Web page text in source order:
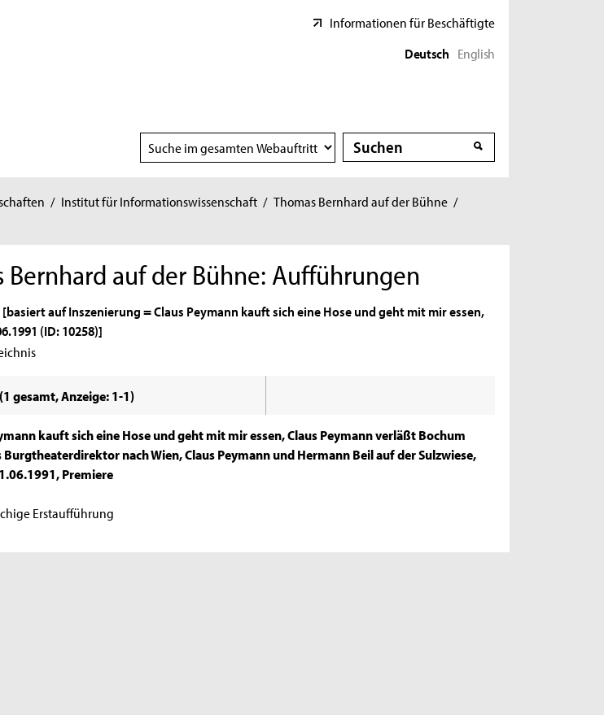
Informationen für Beschäftigte
Deutsch English
Suchbereich
wählen
Suche
Suche
/ Institut für Informationswissenschaft / Thomas Bernhard auf der Bühne /
Bernhard auf der Bühne: Aufführungen
auf Inszenierung = Claus Peymann kauft sich eine Hose und geht mit mir essen,
(ID: 10258)]
gesamt, Anzeige: 1-1)
kauft sich eine Hose und geht mit mir essen, Claus Peymann verläßt Bochum
Burgtheaterdirektor nach Wien, Claus Peymann und Hermann Beil auf der Sulzwiese,
Premiere
Erstaufführung